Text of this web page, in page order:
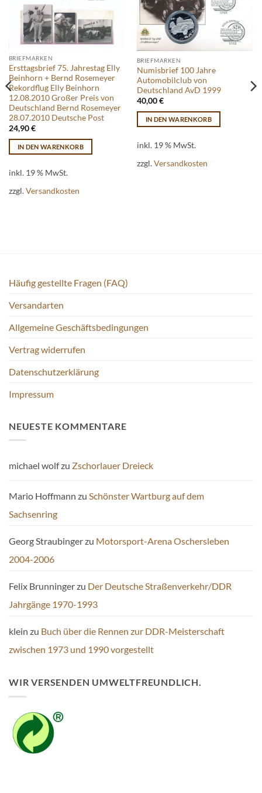
BRIEFMARKEN
Ersttagsbrief 75. Jahrestag Elly
Beinhorn + Bernd Rosemeyer
Rekordflug Elly Beinhorn
12.08.2010 Großer Preis von
Deutschland Bernd Rosemeyer
28.07.2010 Deutsche Post
24,90€
IN DEN WARENKORB
inkl. 19 % MwSt.
zzgl.Versandkosten
BRIEFMARKEN
Numisbrief 100 Jahre
Automobilclub von
Deutschland AvD 1999
40,00€
IN DEN WARENKORB
inkl. 19 % MwSt.
zzgl.Versandkosten
Häufig gestellte Fragen (FAQ)
Versandarten
Allgemeine Geschäftsbedingungen
Vertrag widerrufen
Datenschutzerklärung
Impressum
NEUESTE KOMMENTARE
michael wolfzu Zschorlauer Dreieck
Mario Hoffmann zu Schönster Wartburg auf dem
Sachsenring
Georg Straubingerzu Motorsport-Arena Oschersleben
2004-2006
Felix Brunningerzu Der Deutsche Straßenverkehr/DDR
Jahrgänge 1970-1993
klein zu Buch über die Rennen zur DDR-Meisterschaft
zwischen 1973 und 1990 vorgestellt
WIR VERSENDEN UMWELTFREUNDLICH.